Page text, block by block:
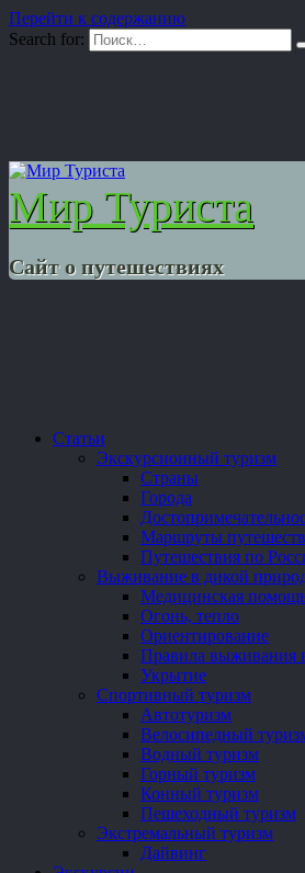
Перейти к содержанию
Search for:
Мир Туриста
Сайт о путешествиях
Статьи
Экскурсионный туризм
Страны
Города
Маршруты
Путешествия по
Выживание в дикой
Медицинская
Огонь, тепло
Ориентирование
Правила выживания
Укрытие
Спортивный туризм
Автотуризм
Велосипедный
Водный туризм
Горный туризм
Конный туризм
Пешеходный туризм
Экстремальный туризм
Дайвинг